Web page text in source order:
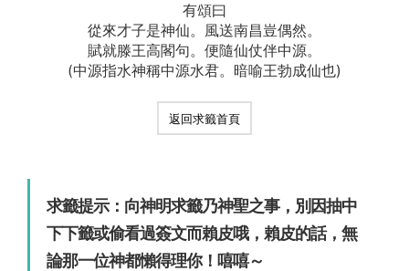
有頌曰
從來才子是神仙。風送南昌豈偶然。
賦就滕王高閣句。便隨仙仗伴中源。
(中源指水神稱中源水君。暗喻王勃成仙也)
返回求籤首頁
求籤提示：向神明求籤乃神聖之事，別因抽中
下下籤或偷看過簽文而賴皮哦，賴皮的話，無
論那一位神都懶得理你！嘻嘻～